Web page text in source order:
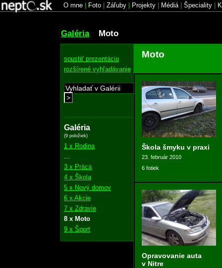
O mne Foto Záľuby Projekty Médiá| Špeciality
Galéria Moto
spustiť prezentáciu
rozšírené vyhľadávanie
>
Galéria
(9 položiek)
1 x Rodina
3 x Práca
4 x Škola
5 x Nový domov
6 x Akcie
7 x Zdravie
8 x Moto
9 x Šport
Moto
Škola šmyku v praxi
23. február 2010
6 fotiek
Opravovanie auta
v Nitre